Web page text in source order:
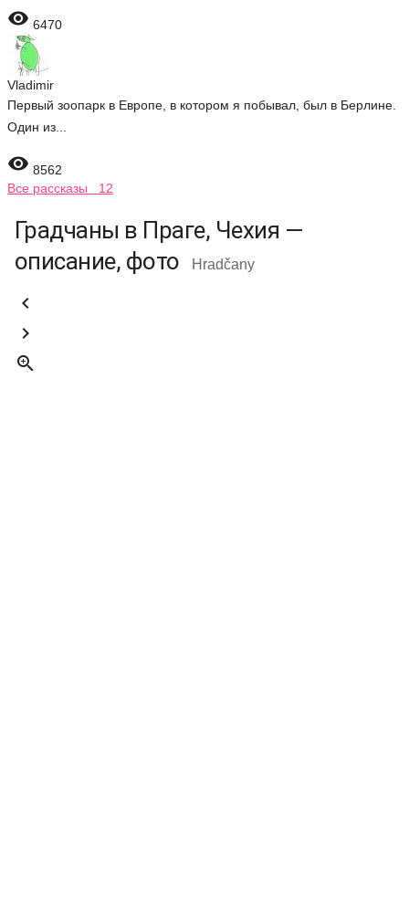
 6470
Vladimir
Первый зоопарк в Европе, в котором я побывал, был в Берлине.
Один из...
 8562
Все рассказы 12
Градчаны в Праге, Чехия —
описание, фото
Hradčany


